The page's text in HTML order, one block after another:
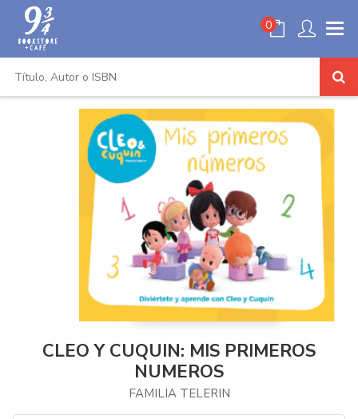
0
CLEO Y CUQUIN: MIS PRIMEROS
NUMEROS
FAMILIA TELERIN